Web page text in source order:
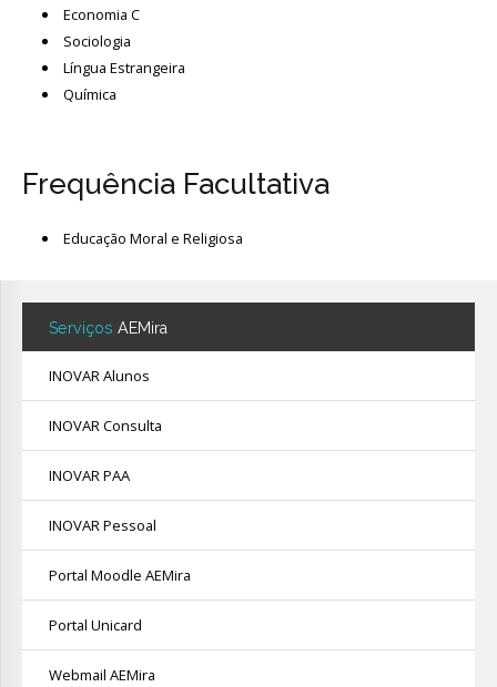
Economia C
Sociologia
Língua Estrangeira
Química
Frequência Facultativa
Educação Moral e Religiosa
Serviços AEMira
INOVAR Alunos
INOVAR Consulta
INOVAR PAA
INOVAR Pessoal
Portal Moodle AEMira
Portal Unicard
Webmail AEMira